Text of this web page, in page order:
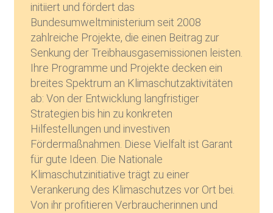
initiiert und fördert das
Bundesumweltministerium seit 2008
zahlreiche Projekte, die einen Beitrag zur
Senkung der Treibhausgasemissionen leisten.
Ihre Programme und Projekte decken ein
breites Spektrum an Klimaschutzaktivitäten
ab: Von der Entwicklung langfristiger
Strategien bis hin zu konkreten
Hilfestellungen und investiven
Fördermaßnahmen. Diese Vielfalt ist Garant
für gute Ideen. Die Nationale
Klimaschutzinitiative trägt zu einer
Verankerung des Klimaschutzes vor Ort bei.
Von ihr profitieren Verbraucherinnen und